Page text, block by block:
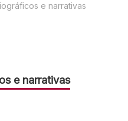
e narrativas
e narrativas